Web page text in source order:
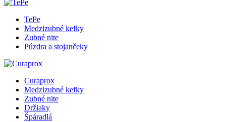
TePe
Medzizubné kefky
Zubné nite
Púzdra a stojančeky
Curaprox
Medzizubné kefky
Zubné nite
Držiaky
Špáradlá